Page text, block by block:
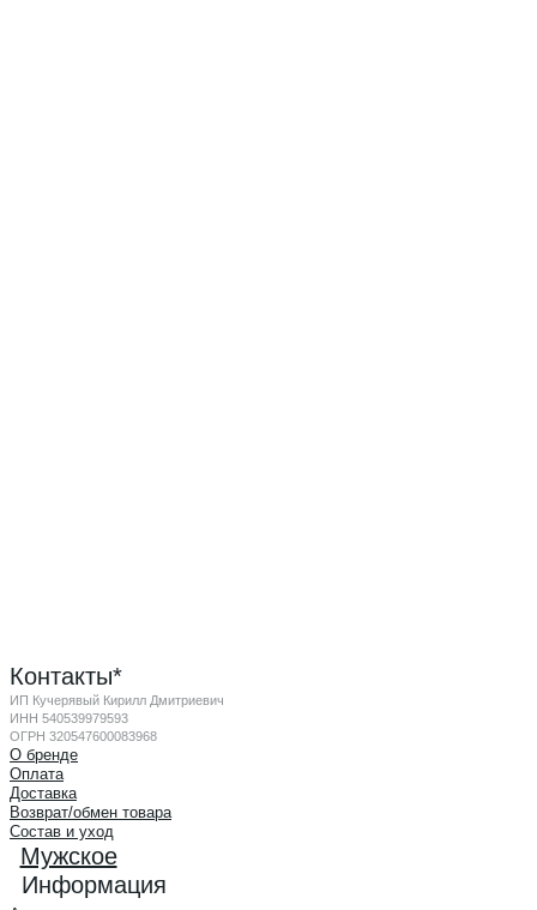
Контакты*
ИП Кучерявый Кирилл Дмитриевич
ИНН 540539979593
ОГРН 320547600083968
О бренде
Оплата
Доставка
Возврат/обмен товара
Состав и уход
Мужское
Информация